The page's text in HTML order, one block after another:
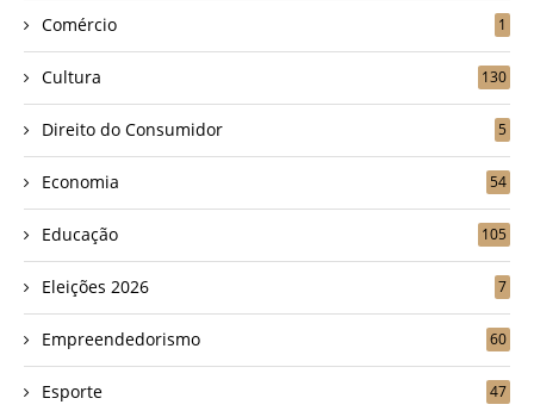
Comércio 1
Cultura 130
Direito do Consumidor 5
Economia 54
Educação 105
Eleições 2026 7
Empreendedorismo 60
Esporte 47